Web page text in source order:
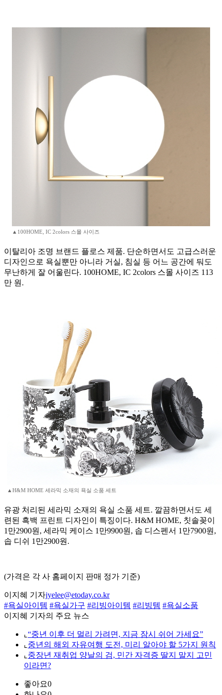
▲100HOME, IC 2colors 스몰 사이즈
이탈리아 조명 브랜드 플로스 제품. 단순하면서도 고급스러운
디자인으로 욕실뿐만 아니라 거실, 침실 등 어느 공간에 둬도
무난하게 잘 어울린다. 100HOME, IC 2colors 스몰 사이즈 113
만 원.
▲H&M HOME 세라믹 소재의 욕실 소품 세트
유광 처리된 세라믹 소재의 욕실 소품 세트. 깔끔하면서도 세
련된 흑백 프린트 디자인이 특징이다. H&M HOME, 칫솔꽂이
1만2900원, 세라믹 케이스 1만9900원, 솝 디스펜서 1만7900원,
솝 디쉬 1만2900원.
(가격은 각 사 홈페이지 판매 정가 기준)
이지혜 기자jyelee@etoday.co.kr
#욕실아이템 #욕실가구 #리빙아이템 #리빙템 #욕실소품
이지혜 기자의 주요 뉴스
⌞ “중년 이후 더 멀리 가려면, 지금 잠시 쉬어 가세요”
⌞ 중년의 해외 자유여행 도전, 미리 알아야 할 5가지 원칙
⌞ 중장년 재취업 양날의 검, 민간 자격증 딸지 말지 고민
이라면?
좋아요0